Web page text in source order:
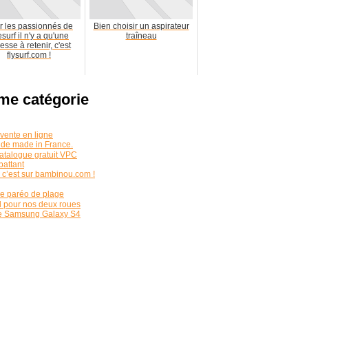
les passionnés de
il n'y a qu'une
à retenir, c'est
flysurf.com !
Bien choisir un aspirateur
traîneau
catégorie
en ligne
made in France.
gratuit VPC
sur bambinou.com !
paréo de plage
pour nos deux roues
Samsung Galaxy S4